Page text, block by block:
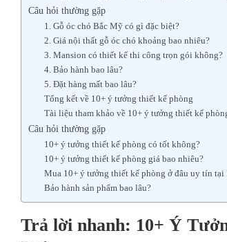
Câu hỏi thường gặp
1. Gỗ óc chó Bắc Mỹ có gì đặc biệt?
2. Giá nội thất gỗ óc chó khoảng bao nhiêu?
3. Mansion có thiết kế thi công trọn gói không?
4. Bảo hành bao lâu?
5. Đặt hàng mất bao lâu?
Tổng kết về 10+ ý tưởng thiết kế phòng
Tài liệu tham khảo về 10+ ý tưởng thiết kế
Câu hỏi thường gặp
10+ ý tưởng thiết kế phòng có tốt không?
10+ ý tưởng thiết kế phòng giá bao nhiêu?
Mua 10+ ý tưởng thiết kế phòng ở đâu uy tín tại
Bảo hành sản phẩm bao lâu?
Trả lời nhanh: 10+ Ý